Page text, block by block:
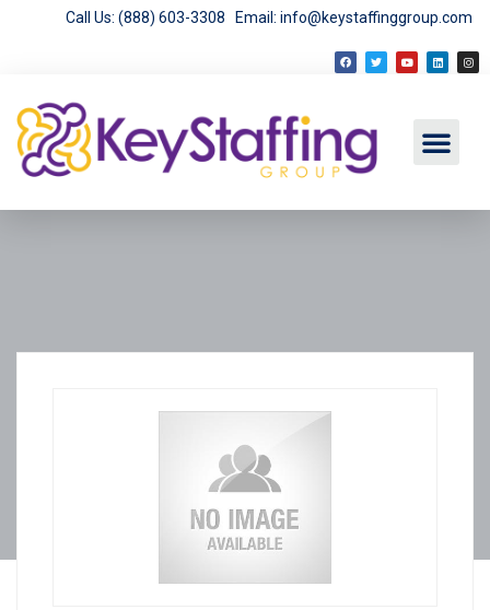
Call Us: (888) 603-3308 Email: info@keystaffinggroup.com